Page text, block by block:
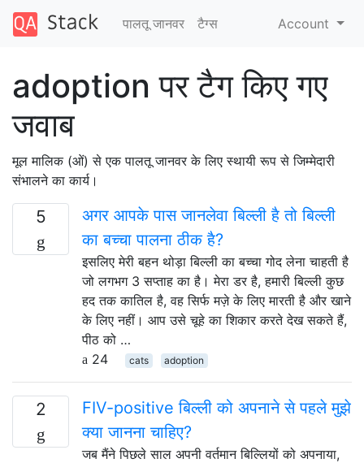
पालतू जानवर टैग्‍स Account
adoption पर टैग किए गए
जवाब
मूल मालिक (ओं) से एक पालतू जानवर के लिए स्थायी रूप से जिम्मेदारी
संभालने का कार्य।
5
अगर आपके पास जानलेवा बिल्ली है तो बिल्ली
का बच्चा पालना ठीक है?
इसलिए मेरी बहन थोड़ा बिल्ली का बच्चा गोद लेना चाहती है
जो लगभग 3 सप्ताह का है। मेरा डर है, हमारी बिल्ली कुछ
हद तक कातिल है, वह सिर्फ मज़े के लिए मारती है और खाने
के लिए नहीं। आप उसे चूहे का शिकार करते देख सकते हैं,
पीठ को …
24
cats adoption
2
FIV-positive बिल्ली को अपनाने से पहले मुझे
क्या जानना चाहिए?
जब मैंने पिछले साल अपनी वर्तमान बिल्लियों को अपनाया,